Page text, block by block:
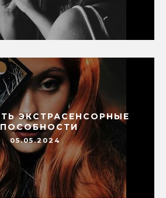
ЭКСТРАСЕНСОРНЫЕ
05.05.2024